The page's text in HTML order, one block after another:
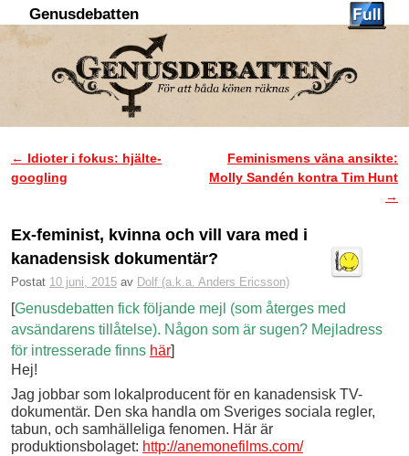
Genusdebatten
Inläggsnavigering
← Idioter i fokus: hjälte-
googling
Feminismens väna ansikte:
Molly Sandén kontra Tim Hunt
→
Ex-feminist, kvinna och vill vara med i
kanadensisk dokumentär?
Postat 10 juni, 2015 av Dolf (a.k.a. Anders Ericsson)
[Genusdebatten fick följande mejl (som återges med
avsändarens tillåtelse). Någon som är sugen? Mejladress
för intresserade finns här]
Hej!
Jag jobbar som lokalproducent för en kanadensisk TV-
dokumentär. Den ska handla om Sveriges sociala regler,
tabun, och samhälleliga fenomen. Här är
produktionsbolaget: http://anemonefilms.com/